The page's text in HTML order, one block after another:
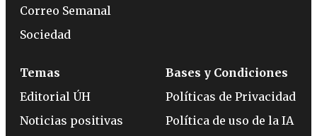
Correo Semanal
Sociedad
Temas
Editorial ÚH
Noticias positivas
Bases y Condiciones
Políticas de Privacidad
Política de uso de la IA